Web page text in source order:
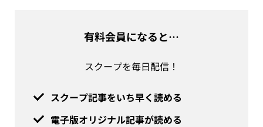
有料会員になると…
スクープを毎日配信！
スクープ記事をいち早く読める
電子版オリジナル記事が読める